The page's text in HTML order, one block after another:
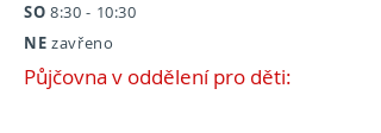
SO 8:30 - 10:30
NE zavřeno
Půjčovna v oddělení pro děti: